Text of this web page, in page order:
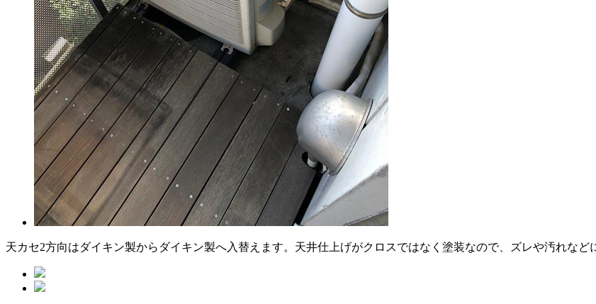
天カセ2方向はダイキン製からダイキン製へ入替えます。天井仕上げがクロスではなく塗装なので、ズレや汚れなど